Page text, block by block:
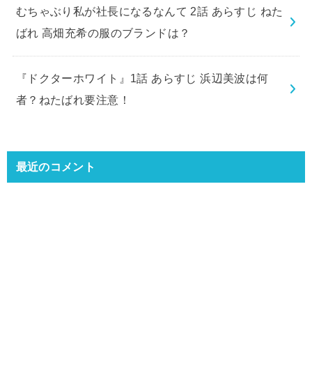
むちゃぶり私が社長になるなんて 2話 あらすじ ねた
ばれ 高畑充希の服のブランドは？
『ドクターホワイト』1話 あらすじ 浜辺美波は何
者？ねたばれ要注意！
最近のコメント